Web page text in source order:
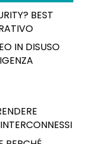
BEST
IN DISUSO